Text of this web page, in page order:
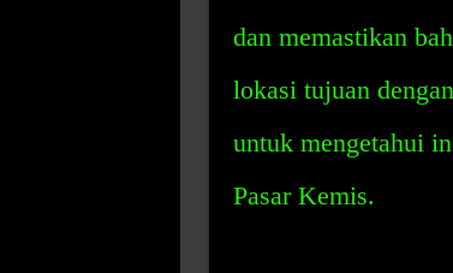
dan memastikan
lokasi tujuan
untuk mengetahui
Pasar Kemis.